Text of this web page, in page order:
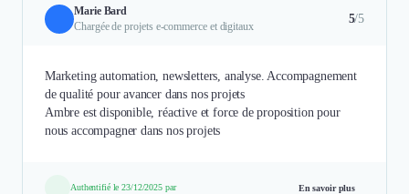
Marie Bard
Chargée de projets e-commerce et digitaux
5/5
Marketing automation, newsletters, analyse. Accompagnement
de qualité pour avancer dans nos projets
Ambre est disponible, réactive et force de proposition pour
nous accompagner dans nos projets
Authentifié le 23/12/2025 par En savoir plus